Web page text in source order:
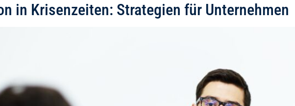
in Krisenzeiten: Strategien für Unternehmen